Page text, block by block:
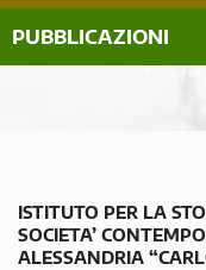
PUBBLICAZIONI
ISTITUTO PER LA
SOCIETA’
ALESSANDRIA